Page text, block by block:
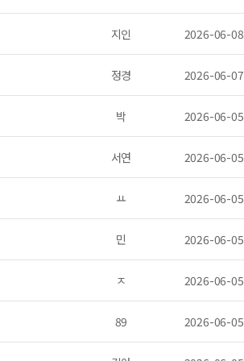
지인 2026-06-08
정경 2026-06-07
박 2026-06-05
서연 2026-06-05
ㅛ 2026-06-05
민 2026-06-05
ㅈ 2026-06-05
89 2026-06-05